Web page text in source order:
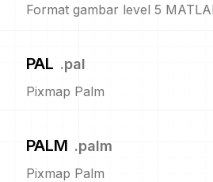
Format gambar level 5
PAL .pal
Pixmap Palm
PALM .palm
Pixmap Palm